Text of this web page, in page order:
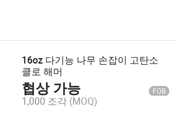
16oz 다기능 나무 손잡이 고탄소
클로 해머
협상 가능 FOB
1,000 조각 (MOQ)